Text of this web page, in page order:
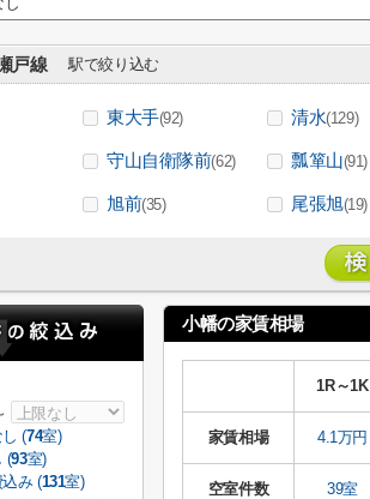
戸線 駅で絞り込む
東大手(92) 清水(129)
守山自衛隊前(62) 瓢箪山(91)
旭前(35) 尾張旭(19)
小幡の家賃相場
1R～1K
家賃相場 4.1万円
空室件数 39室
(74室)
(93室)
み (131室)